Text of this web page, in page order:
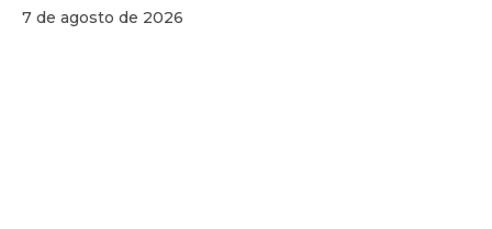
7 de agosto de 2026